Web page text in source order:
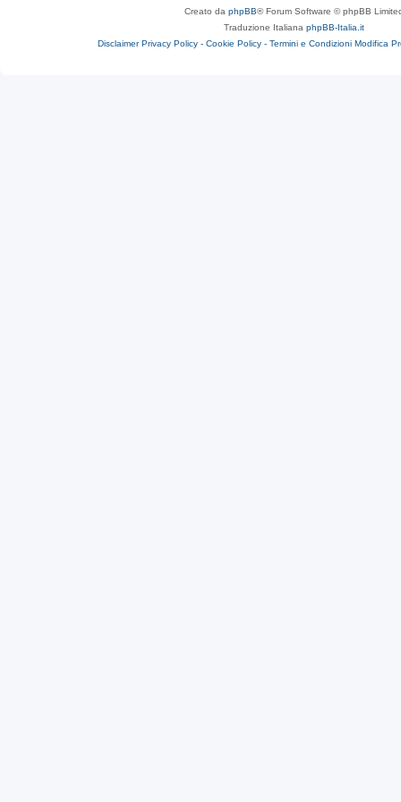
Creato da phpBB® Forum Software © phpBB
Traduzione Italiana phpBB-Italia.it
Disclaimer Privacy Policy - Cookie Policy - Termini e Condizioni Modifica